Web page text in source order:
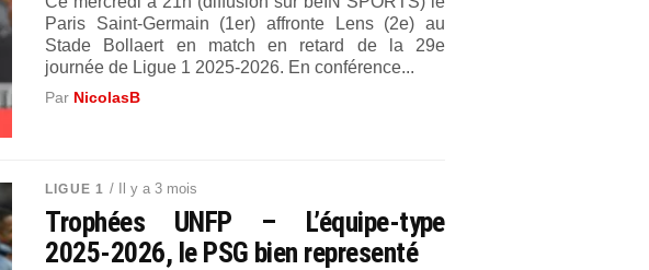
Paris Saint-Germain (1er) affronte Lens (2e) au
Stade Bollaert en match en retard de la 29e
journée de Ligue 1 2025-2026. En conférence...
Par NicolasB
LIGUE 1 / Il y a 3 mois
Trophées UNFP – L’équipe-type
2025-2026, le PSG bien representé